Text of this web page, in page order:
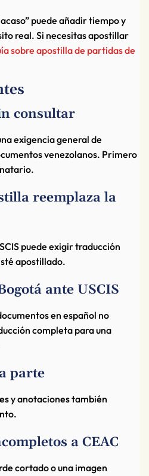
puede añadir tiempo y
real. Si necesitas apostillar
sobre apostilla de partidas de
consultar
exigencia general de
venezolanos. Primero
reemplaza la
puede exigir traducción
apostillado.
ante USCIS
en español no
completa para una
parte
y anotaciones también
a CEAC
cortado o una imagen